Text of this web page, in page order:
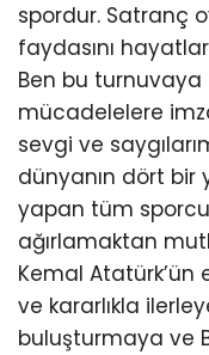
spordur. Satranç
faydasını
Ben bu turnuvaya
mücadelelere
sevgi ve
dünyanın dört bir
yapan tüm
ağırlamaktan
Kemal Atatürk’ün
ve kararlıkla
buluşturmaya ve